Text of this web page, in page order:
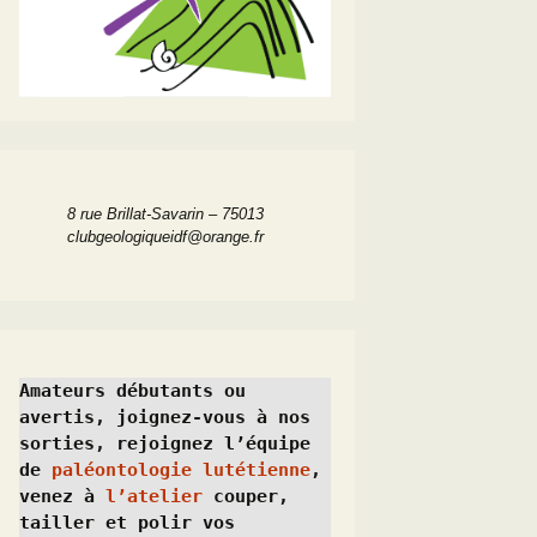
8 rue Brillat-Savarin – 75013
clubgeologiqueidf@orange.fr
Amateurs débutants ou
avertis, joignez-vous à nos
sorties, rejoignez l’équipe
de paléontologie lutétienne,
venez à l’atelier couper,
tailler et polir vos